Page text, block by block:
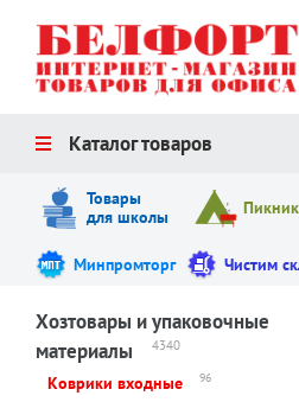
Каталог товаров
Товары
для школы
Пикник
Минпромторг Чистим
Хозтовары и упаковочные
материалы
4340
Коврики входные 96